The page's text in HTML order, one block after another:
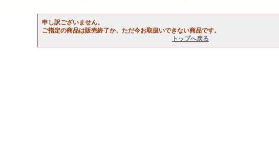
申し訳ございません。
ご指定の商品は販売終了か、ただ今お取扱いできない商品です。
トップへ戻る